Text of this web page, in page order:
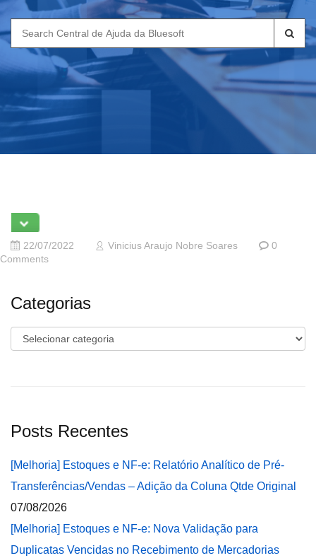
Search
for:
22/07/2022 Vinicius Araujo Nobre Soares
0
Comments
Categorias
Categorias
Posts Recentes
[Melhoria] Estoques e NF-e: Relatório Analítico de Pré-
Transferências/Vendas – Adição da Coluna Qtde Original
07/08/2026
[Melhoria] Estoques e NF-e: Nova Validação para
Duplicatas Vencidas no Recebimento de Mercadorias